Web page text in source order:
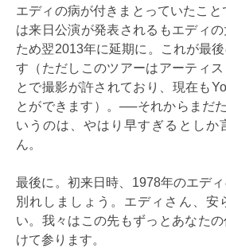
エディの病が付きまとっていたこ
は来日公演が発表されるもエディ
ため翌2013年に延期に。これが最
す（ただしこのツアーはアーティ
とで撮影が許されており、現在も
とができます）。──それからまだ
いうのは、やはり早すぎるとしか
ん。
最後に。初来日時、1978年のエデ
別れしましょう。エディさん、安
い。我々はこの先もずっとあなた
けて参ります。